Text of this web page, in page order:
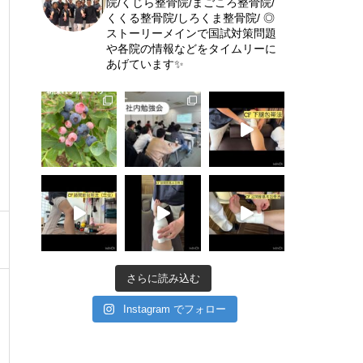
くくる整骨院/しろくま整骨院/ ◎
ストーリーメインで国試対策問題
や各院の情報などをタイムリーに
あげています✨
さらに読み込む
Instagram でフォロー